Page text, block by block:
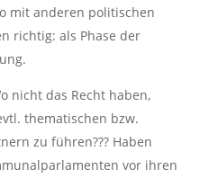
mit anderen politischen
richtig: als Phase der
nicht das Recht haben,
thematischen bzw.
zu führen??? Haben
vor ihren